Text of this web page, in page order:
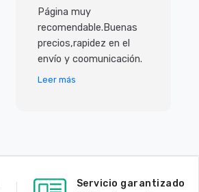
Página muy
recomendable.Buenas
precios,rapidez en el
envío y coomunicación.
Leer más
Servicio garantizado